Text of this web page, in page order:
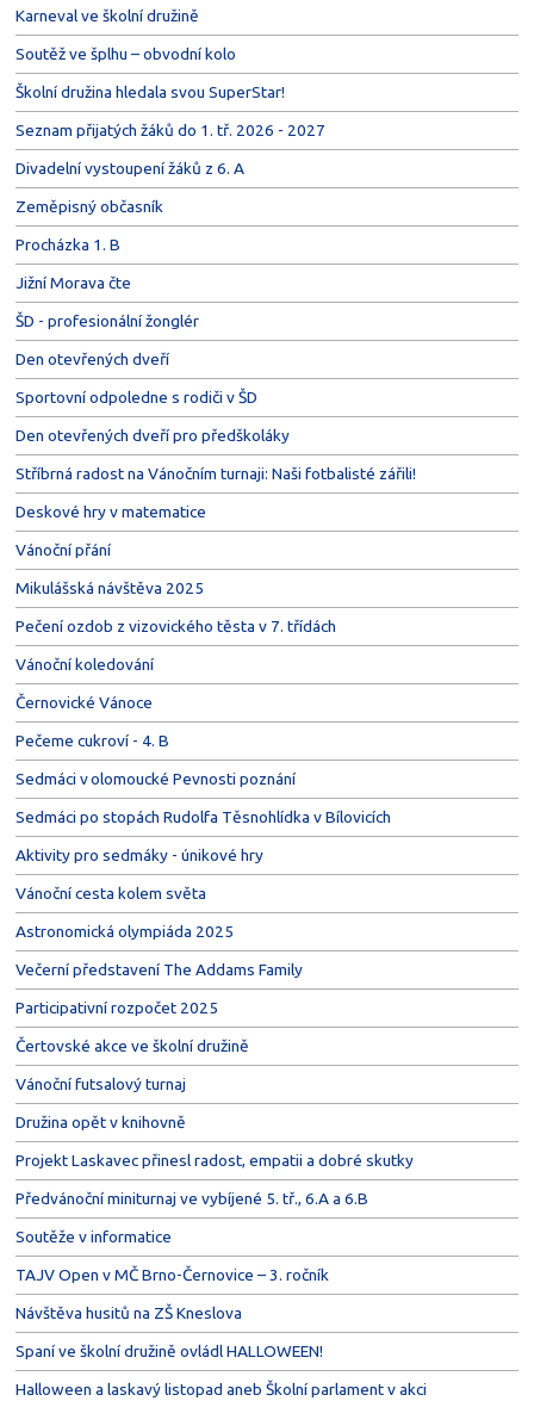
Karneval ve školní družině
Soutěž ve šplhu – obvodní kolo
Školní družina hledala svou SuperStar!
Seznam přijatých žáků do 1. tř. 2026 - 2027
Divadelní vystoupení žáků z 6. A
Zeměpisný občasník
Procházka 1. B
Jižní Morava čte
ŠD - profesionální žonglér
Den otevřených dveří
Sportovní odpoledne s rodiči v ŠD
Den otevřených dveří pro předškoláky
Stříbrná radost na Vánočním turnaji: Naši fotbalisté zářili!
Deskové hry v matematice
Vánoční přání
Mikulášská návštěva 2025
Pečení ozdob z vizovického těsta v 7. třídách
Vánoční koledování
Černovické Vánoce
Pečeme cukroví - 4. B
Sedmáci v olomoucké Pevnosti poznání
Sedmáci po stopách Rudolfa Těsnohlídka v Bílovicích
Aktivity pro sedmáky - únikové hry
Vánoční cesta kolem světa
Astronomická olympiáda 2025
Večerní představení The Addams Family
Participativní rozpočet 2025
Čertovské akce ve školní družině
Vánoční futsalový turnaj
Družina opět v knihovně
Projekt Laskavec přinesl radost, empatii a dobré skutky
Předvánoční miniturnaj ve vybíjené 5. tř., 6.A a 6.B
Soutěže v informatice
TAJV Open v MČ Brno-Černovice – 3. ročník
Návštěva husitů na ZŠ Kneslova
Spaní ve školní družině ovládl HALLOWEEN!
Halloween a laskavý listopad aneb Školní parlament v akci